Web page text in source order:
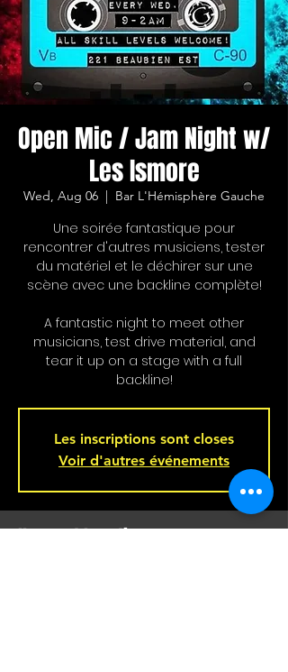
Open Mic / Jam Night w/
Les Ismore
Wed, Aug 06 Bar L'Hémisphère Gauche
Une soirée fantastique pour
rencontrer d'autres musiciens, tester
du matériel et le déchirer sur une
scène avec une backline complète!
A fantastic night to meet other
musicians, test drive material, and
tear it up on a stage with a full
backline!
Les inscriptions sont closes
Voir d'autres événements
Heure et Location